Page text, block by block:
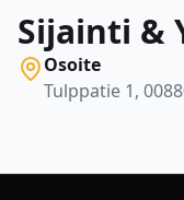
Sijainti &
Osoite
Tulppatie 1,